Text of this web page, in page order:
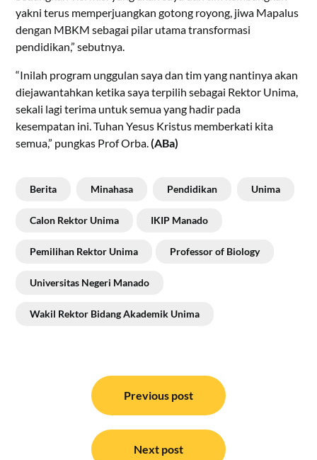
yakni terus memperjuangkan gotong royong, jiwa Mapalus
dengan MBKM sebagai pilar utama transformasi
pendidikan,” sebutnya.
“Inilah program unggulan saya dan tim yang nantinya akan
diejawantahkan ketika saya terpilih sebagai Rektor Unima,
sekali lagi terima untuk semua yang hadir pada
kesempatan ini. Tuhan Yesus Kristus memberkati kita
semua,” pungkas Prof Orba.(ABa)
Berita Minahasa Pendidikan Unima
Calon Rektor Unima IKIP Manado
Pemilihan Rektor Unima Professor of Biology
Universitas Negeri Manado
Wakil Rektor Bidang Akademik Unima
Previous post
Next post